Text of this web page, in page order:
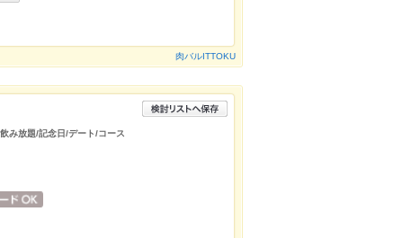
肉バルITTOKU
み放題/記念日/デート/コース